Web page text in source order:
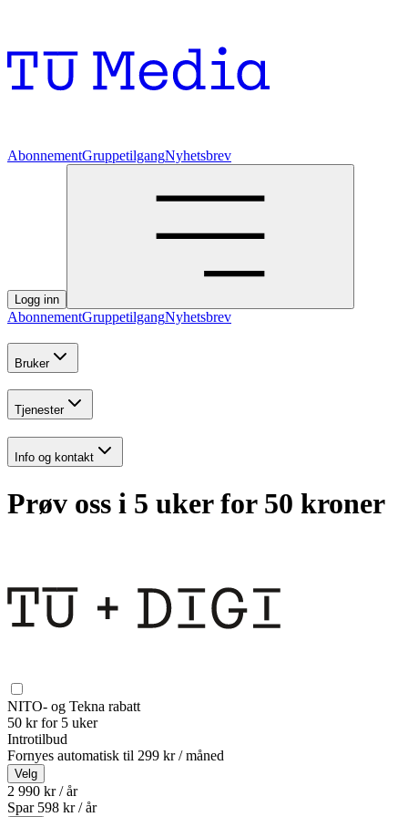
AbonnementGruppetilgangNyhetsbrev
Logg inn
AbonnementGruppetilgangNyhetsbrev
Bruker
Tjenester
Info og kontakt
Prøv oss i 5 uker for 50 kroner
NITO- og Tekna rabatt
50 kr for 5 uker
Introtilbud
Fornyes automatisk til 299 kr / måned
Velg
2 990 kr / år
Spar 598 kr /år